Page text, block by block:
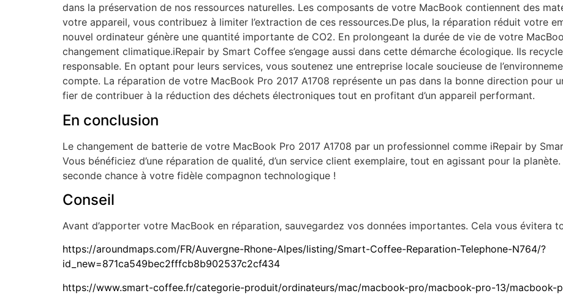
dans la préservation de nos ressources naturelles. Les composants de votre MacBook contiennent des
votre appareil, vous contribuez à limiter l’extraction de ces ressources.De plus, la réparation réduit votre
nouvel ordinateur génère une quantité importante de CO2. En prolongeant la durée de vie de votre
changement climatique.iRepair by Smart Coffee s’engage aussi dans cette démarche écologique. Ils
responsable. En optant pour leurs services, vous soutenez une entreprise locale soucieuse de
compte. La réparation de votre MacBook Pro 2017 A1708 représente un pas dans la bonne direction pour
fier de contribuer à la réduction des déchets électroniques tout en profitant d’un appareil performant.
En conclusion
Le changement de batterie de votre MacBook Pro 2017 A1708 par un professionnel comme iRepair by
Vous bénéficiez d’une réparation de qualité, d’un service client exemplaire, tout en agissant pour la
seconde chance à votre fidèle compagnon technologique !
Conseil
Avant d’apporter votre MacBook en réparation, sauvegardez vos données importantes. Cela vous évitera
https://aroundmaps.com/FR/Auvergne-Rhone-Alpes/listing/Smart-Coffee-Reparation-Telephone-N764/?
id_new=871ca549bec2fffcb8b902537c2cf434
https://www.smart-coffee.fr/categorie-produit/ordinateurs/mac/macbook-pro/macbook-pro-13/macbook-